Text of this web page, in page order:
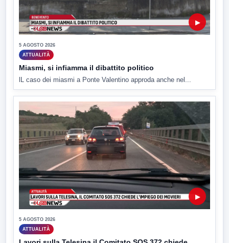
▶
5 AGOSTO 2026
ATTUALITÀ
Miasmi, si infiamma il dibattito politico
lL caso dei miasmi a Ponte Valentino approda anche nel...
▶
5 AGOSTO 2026
ATTUALITÀ